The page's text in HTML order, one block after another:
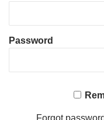
Password
Forgot